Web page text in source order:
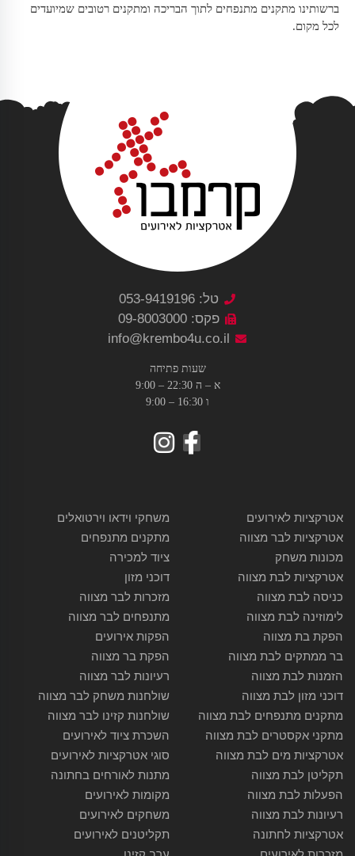
ברשותינו מתקנים מתנפחים לתוך הבריכה ומתקנים רטובים שמיועדים
לכל מקום.
טל: 053-9419196
פקס: 09-8003000
info@krembo4u.co.il
שעות פתיחה
א – ה 22:30 – 9:00
ו 16:30 – 9:00
אטרקציות לאירועים
אטרקציות לבר מצווה
מכונות משחק
אטרקציות לבת מצווה
כניסה לבת מצווה
לימוזינה לבת מצווה
הפקת בת מצווה
בר ממתקים לבת מצווה
הזמנות לבת מצווה
דוכני מזון לבת מצווה
מתקנים מתנפחים לבת מצווה
מתקני אקסטרים לבת מצווה
אטרקציות מים לבת מצווה
תקליטן לבת מצווה
הפעלות לבת מצווה
רעיונות לבת מצווה
אטרקציות לחתונה
משחקי וידאו וירטואלים
מתקנים מתנפחים
ציוד למכירה
דוכני מזון
מזכרות לבר מצווה
מתנפחים לבר מצווה
הפקות אירועים
הפקת בר מצווה
רעיונות לבר מצווה
שולחנות משחק לבר מצווה
שולחנות קזינו לבר מצווה
השכרת ציוד לאירועים
סוגי אטרקציות לאירועים
מתנות לאורחים בחתונה
מקומות לאירועים
משחקים לאירועים
תקליטנים לאירועים